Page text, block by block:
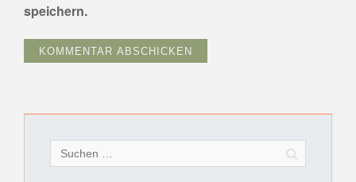
speichern.
nach: